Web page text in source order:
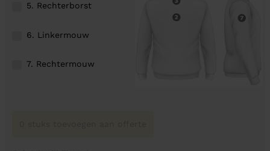
5. Rechterborst
6. Linkermouw
7. Rechtermouw